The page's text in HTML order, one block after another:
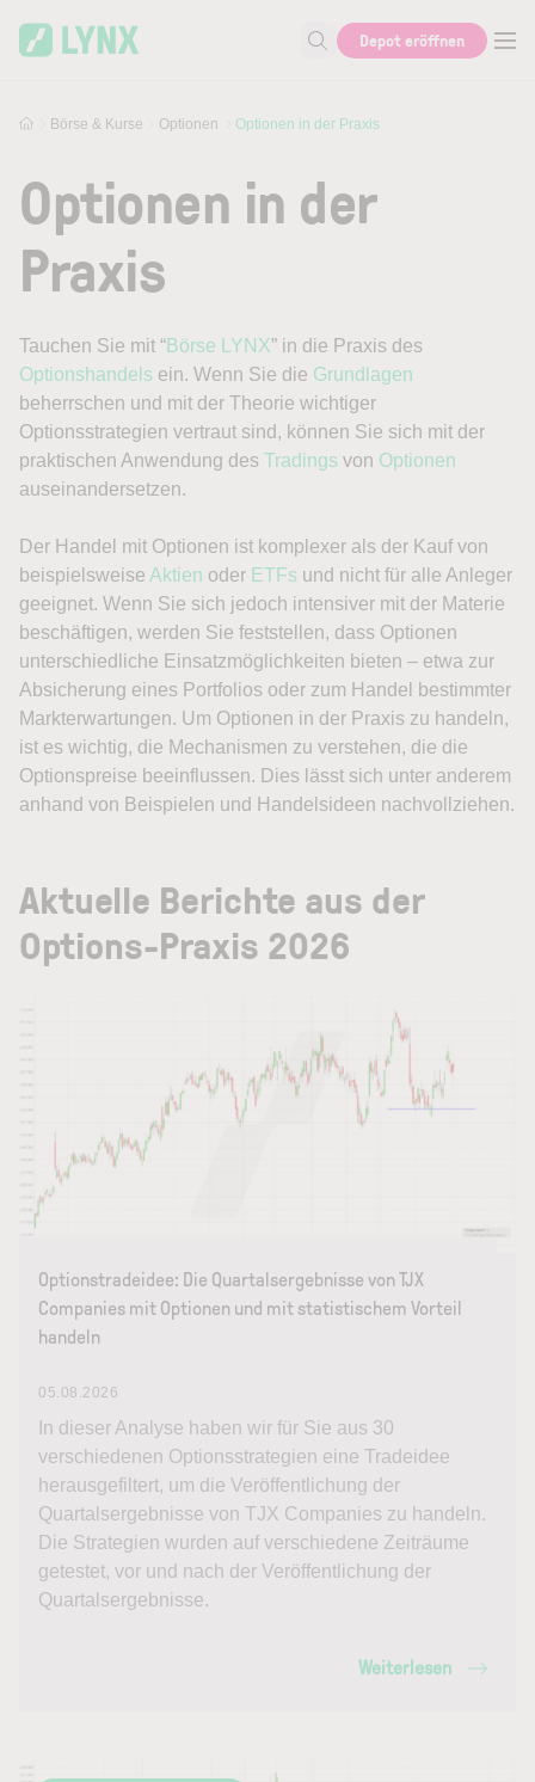
Suche nach Aktie, Autor...
Depot eröffnen
Börse & Kurse Optionen Optionen in der Praxis
Optionen in der
Praxis
Tauchen Sie mit “Börse LYNX” in die Praxis des
Optionshandels ein. Wenn Sie die Grundlagen
beherrschen und mit der Theorie wichtiger
Optionsstrategien vertraut sind, können Sie sich mit der
praktischen Anwendung des Tradings von Optionen
auseinandersetzen.
Der Handel mit Optionen ist komplexer als der Kauf von
beispielsweise Aktien oder ETFs und nicht für alle Anleger
geeignet. Wenn Sie sich jedoch intensiver mit der Materie
beschäftigen, werden Sie feststellen, dass Optionen
unterschiedliche Einsatzmöglichkeiten bieten – etwa zur
Absicherung eines Portfolios oder zum Handel bestimmter
Markterwartungen. Um Optionen in der Praxis zu handeln,
ist es wichtig, die Mechanismen zu verstehen, die die
Optionspreise beeinflussen. Dies lässt sich unter anderem
anhand von Beispielen und Handelsideen nachvollziehen.
Aktuelle Berichte aus der
Options-Praxis 2026
Optionstradeidee: Die Quartalsergebnisse von TJX
Companies mit Optionen und mit statistischem Vorteil
handeln
05.08.2026
In dieser Analyse haben wir für Sie aus 30
verschiedenen Optionsstrategien eine Tradeidee
herausgefiltert, um die Veröffentlichung der
Quartalsergebnisse von TJX Companies zu handeln.
Die Strategien wurden auf verschiedene Zeiträume
getestet, vor und nach der Veröffentlichung der
Quartalsergebnisse.
Weiterlesen